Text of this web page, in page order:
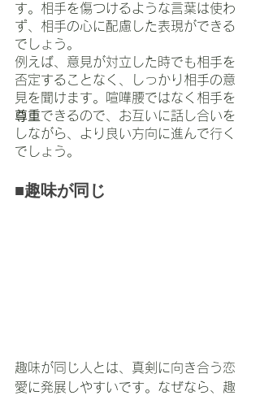
す。相手を傷つけるような言葉は使わ
ず、相手の心に配慮した表現ができる
でしょう。
例えば、意見が対立した時でも相手を
否定することなく、しっかり相手の意
見を聞けます。喧嘩腰ではなく相手を
尊重できるので、お互いに話し合いを
しながら、より良い方向に進んで行く
でしょう。
■趣味が同じ
趣味が同じ人とは、真剣に向き合う恋
愛に発展しやすいです。なぜなら、趣